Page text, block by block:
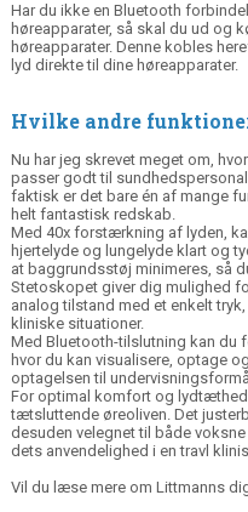
Har du ikke en Bluetooth
høreapparater, så skal du ud og
høreapparater. Denne kobles
lyd direkte til dine høreapparater.
Hvilke andre
Nu har jeg skrevet meget om,
passer godt til
faktisk er det bare én af mange
helt fantastisk redskab.
Med 40x forstærkning af lyden,
hjertelyde og lungelyde klart og
at baggrundsstøj minimeres, så
Stetoskopet giver dig mulighed
analog tilstand med et enkelt
kliniske situationer.
Med Bluetooth-tilslutning kan du
hvor du kan visualisere, optage
optagelsen til
For optimal komfort og
tætsluttende øreoliven. Det
desuden velegnet til både
dets anvendelighed i en travl
Vil du læse mere om Littmanns